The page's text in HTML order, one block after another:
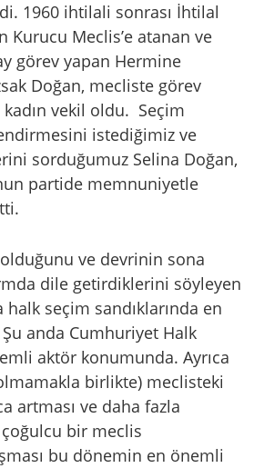
1960 ihtilali sonrası İhtilal
Kurucu Meclis’e atanan ve
görev yapan Hermine
Doğan, mecliste görev
vekil oldu. Seçim
istediğimiz ve
sorduğumuz Selina Doğan,
partide memnuniyetle
olduğunu ve devrinin sona
dile getirdiklerini söyleyen
halk seçim sandıklarında en
anda Cumhuriyet Halk
aktör konumunda. Ayrıca
birlikte) meclisteki
artması ve daha fazla
çoğulcu bir meclis
bu dönemin en önemli